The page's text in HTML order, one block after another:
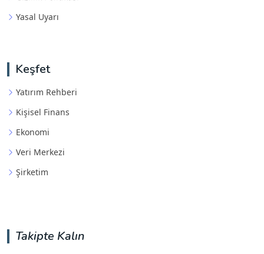
Yasal Uyarı
Keşfet
Yatırım Rehberi
Kişisel Finans
Ekonomi
Veri Merkezi
Şirketim
Takipte Kalın